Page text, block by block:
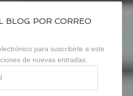
BLOG POR CORREO
para suscribirte a este
de nuevas entradas.